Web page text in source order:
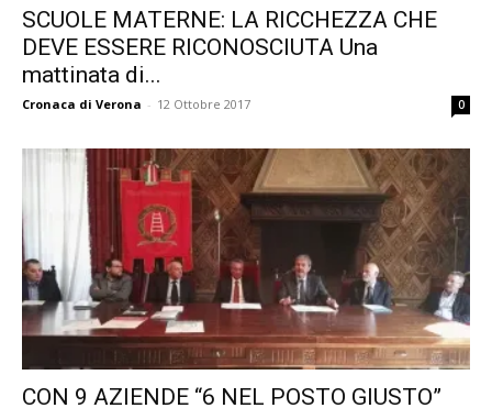
SCUOLE MATERNE: LA RICCHEZZA CHE
DEVE ESSERE RICONOSCIUTA Una
mattinata di...
Cronaca di Verona - 12 Ottobre 2017 0
CON 9 AZIENDE “6 NEL POSTO GIUSTO”